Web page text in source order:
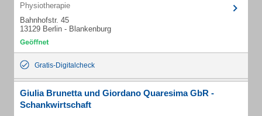
Physiotherapie
Bahnhofstr. 45
13129 Berlin - Blankenburg
Gratis-Digitalcheck
Giulia Brunetta und Giordano Quaresima GbR -
Schankwirtschaft